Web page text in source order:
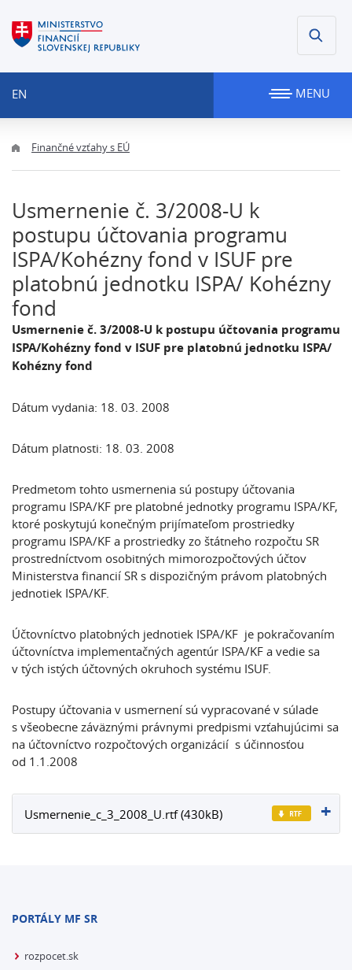
EN MENU
Finančné vzťahy s EÚ
Usmernenie č. 3/2008-U k
postupu účtovania programu
ISPA/Kohézny fond v ISUF pre
platobnú jednotku ISPA/ Kohézny
fond
Usmernenie č. 3/2008-U k postupu účtovania programu
ISPA/Kohézny fond v ISUF pre platobnú jednotku ISPA/
Kohézny fond
Dátum vydania: 18. 03. 2008
Dátum platnosti: 18. 03. 2008
Predmetom tohto usmernenia sú postupy účtovania
programu ISPA/KF pre platobné jednotky programu ISPA/KF,
ktoré poskytujú konečným prijímateľom prostriedky
programu ISPA/KF a prostriedky zo štátneho rozpočtu SR
prostredníctvom osobitných mimorozpočtových účtov
Ministerstva financií SR s dispozičným právom platobných
jednotiek ISPA/KF.
Účtovníctvo platobných jednotiek ISPA/KF je pokračovaním
účtovníctva implementačných agentúr ISPA/KF a vedie sa
v tých istých účtovných okruhoch systému ISUF.
Postupy účtovania v usmernení sú vypracované v súlade
s všeobecne záväznými právnymi predpismi vzťahujúcimi sa
na účtovníctvo rozpočtových organizácií s účinnosťou
od 1.1.2008
Usmernenie_c_3_2008_U.rtf (430kB)
PORTÁLY MF SR
rozpocet.sk